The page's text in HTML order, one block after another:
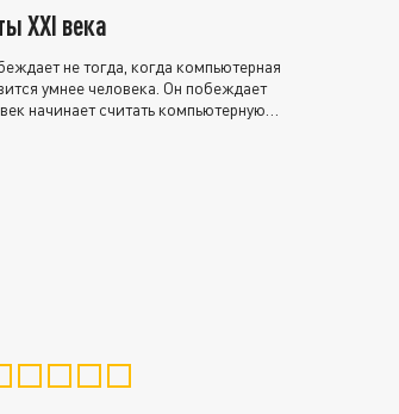
XXI века
не тогда, когда компьютерная
умнее человека. Он побеждает
начинает считать компьютерную